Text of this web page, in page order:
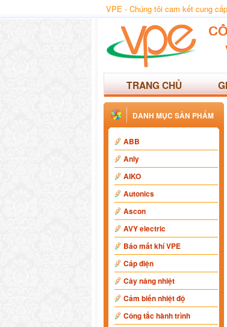
VPE - Chúng tôi cam kết cung
TRANG CHỦ
DANH MỤC SẢN PHẨM
ABB
Anly
AIKO
Autonics
Ascon
AVY electric
Báo mất khí VPE
Cáp điện
Cây nâng nhiệt
Cảm biến nhiệt độ
Công tắc hành trình